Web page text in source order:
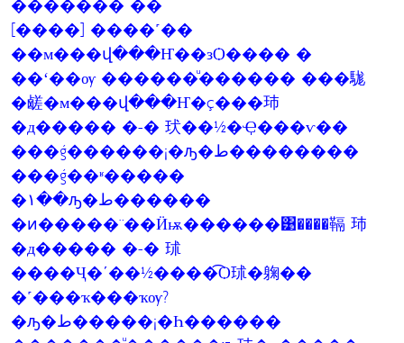
[����] ����˹��
��м���վ���Ҥ��зѺ���� �
��ʻ��ѹ ������ͧ������ ���駹
�鹾�м���վ���Ҥ�ç���㺻
�д����� �-� 㺴��½�Ҿ���ѵ��
���ǵ������¡�ԡ�ط��������
���ǵ��ʶ�����
�١��ԡ�ط������
�ͷ�����¨��Ӥѭ������͹����䩹 㺻
�д����� �-� 㺷
����Ҷ�ʹ��½����͡Ѻ㺷�躹��
�˹���ҡ���ҡѹ?
�ԡ�ط�����¡�Һ������